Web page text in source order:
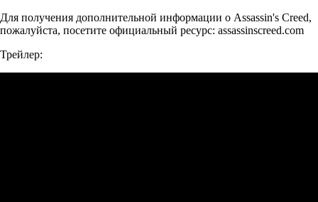
Для получения дополнительной информации о Assassin's Creed,
пожалуйста, посетите официальный ресурс: assassinscreed.com
Трейлер: